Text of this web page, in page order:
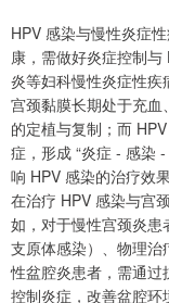
HPV 感染与慢性炎症
康，需做好炎症控制
炎等妇科慢性炎症性
宫颈黏膜长期处于充
的定植与复制；而
症，形成 “炎症 - 感染
响 HPV 感染的治疗效
在治疗 HPV 感染与宫
如，对于慢性宫颈炎患
支原体感染）、物理
性盆腔炎患者，需通
控制炎症，改善盆腔